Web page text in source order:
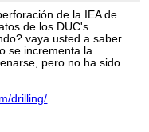
de la IEA de
de los DUC's.
vaya usted a saber.
se incrementa la
pero no ha sido
drilling/